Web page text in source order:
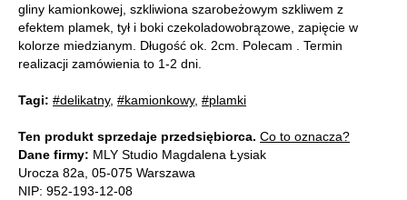
gliny kamionkowej, szkliwiona szarobeżowym szkliwem z
efektem plamek, tył i boki czekoladowobrązowe, zapięcie w
kolorze miedzianym. Długość ok. 2cm. Polecam . Termin
realizacji zamówienia to 1-2 dni.
Tagi: #delikatny, #kamionkowy, #plamki
Ten produkt sprzedaje przedsiębiorca. Co to oznacza?
Dane firmy: MLY Studio Magdalena Łysiak
Urocza 82a, 05-075 Warszawa
NIP: 952-193-12-08